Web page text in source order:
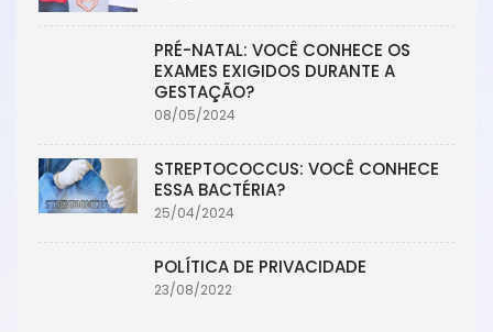
PRÉ-NATAL: VOCÊ CONHECE OS
EXAMES EXIGIDOS DURANTE A
GESTAÇÃO?
08/05/2024
STREPTOCOCCUS: VOCÊ CONHECE
ESSA BACTÉRIA?
25/04/2024
POLÍTICA DE PRIVACIDADE
23/08/2022